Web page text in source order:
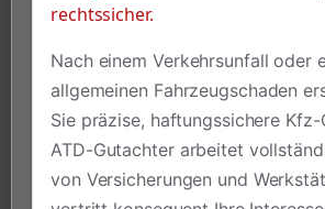
rechtssicher.
Nach einem Verkehrsunfall oder
allgemeinen Fahrzeugschaden
Sie präzise, haftungssichere Kfz-
ATD-Gutachter arbeitet
von Versicherungen und